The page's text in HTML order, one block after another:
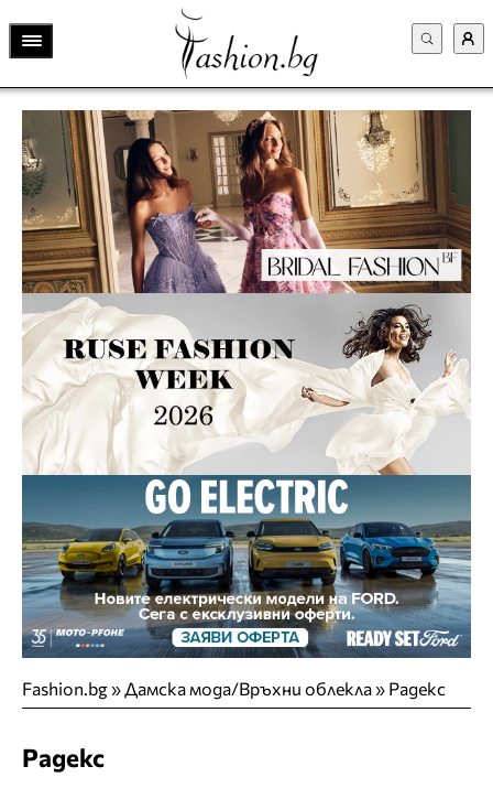
Fashion.bg»Дамска мода/Връхни облекла» Радекс
Радекс